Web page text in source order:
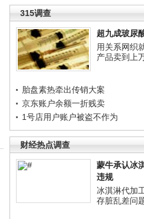
315调查
超九成玻尿
用关系网织
产品卖到上万
胎盘素热牵出传销大案
京东账户余额一折贱卖
1号店用户账户被盗不作为
财经热点调查
蒙牛承认冰
违规
冰淇淋代加
存脏乱差问题